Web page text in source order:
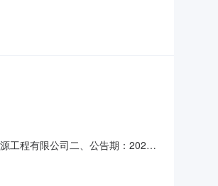
工程有限公司二、公告期：2023-
邮箱：200